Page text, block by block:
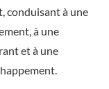
conduisant à une
à une
et à une